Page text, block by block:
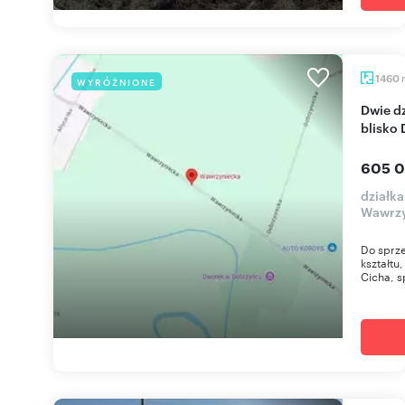
WYRÓŻNIONE 1460
Dwie działki 1460 m2 z warunkami zabudowy,
blisko
605
Do
Cicha,